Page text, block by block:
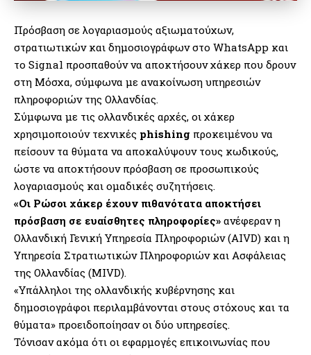
Πρόσβαση σε λογαριασμούς αξιωματούχων,
στρατιωτικών και δημοσιογράφων στο WhatsApp και
το Signal προσπαθούν να αποκτήσουν χάκερ που δρουν
στη Μόσχα, σύμφωνα με ανακοίνωση υπηρεσιών
πληροφοριών της Ολλανδίας.
Σύμφωνα με τις ολλανδικές αρχές, οι χάκερ
χρησιμοποιούν τεχνικές phishing προκειμένου να
πείσουν τα θύματα να αποκαλύψουν τους κωδικούς,
ώστε να αποκτήσουν πρόσβαση σε προσωπικούς
λογαριασμούς και ομαδικές συζητήσεις.
«Οι Ρώσοι χάκερ έχουν πιθανότατα αποκτήσει
πρόσβαση σε ευαίσθητες πληροφορίες» ανέφεραν η
Ολλανδική Γενική Υπηρεσία Πληροφοριών (AIVD) και η
Υπηρεσία Στρατιωτικών Πληροφοριών και Ασφάλειας
της Ολλανδίας (MIVD).
«Υπάλληλοι της ολλανδικής κυβέρνησης και
δημοσιογράφοι περιλαμβάνονται στους στόχους και τα
θύματα» προειδοποίησαν οι δύο υπηρεσίες.
Τόνισαν ακόμα ότι οι εφαρμογές επικοινωνίας που